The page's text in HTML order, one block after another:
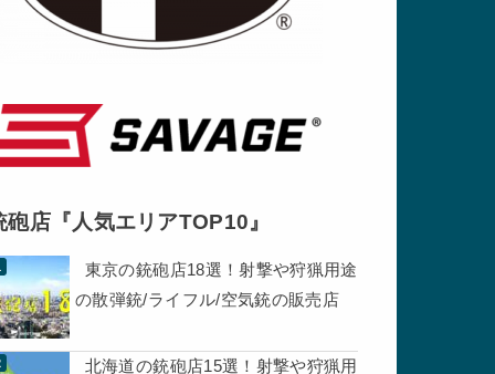
砲店『人気エリアTOP10』
東京の銃砲店18選！射撃や狩猟用途
の散弾銃/ライフル/空気銃の販売店
北海道の銃砲店15選！射撃や狩猟用